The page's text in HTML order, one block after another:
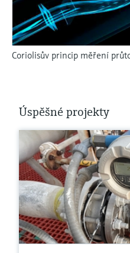
Coriolisův princip měření
Úspěšné projekty